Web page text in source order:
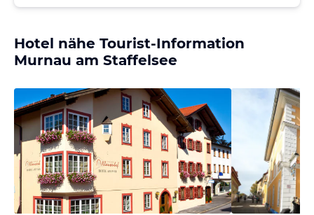
Hotel nähe Tourist-Information
Murnau am Staffelsee